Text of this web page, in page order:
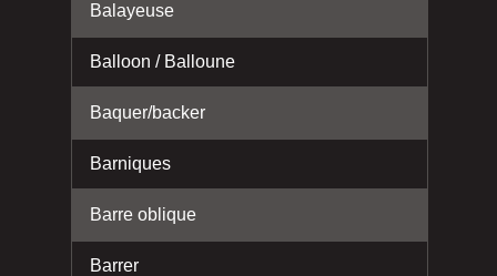
Balayeuse
Balloon / Balloune
Baquer/backer
Barniques
Barre oblique
Barrer